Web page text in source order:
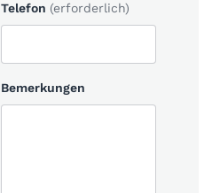
Telefon (erforderlich)
Bemerkungen